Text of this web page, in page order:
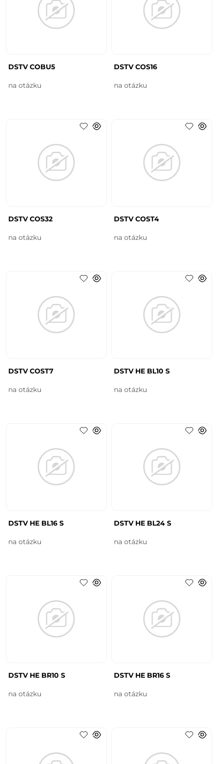
DSTV COBU5
na otázku
DSTV COS16
na otázku
DSTV COS32
na otázku
DSTV COST4
na otázku
DSTV COST7
na otázku
DSTV HE BL10 S
na otázku
DSTV HE BL16 S
na otázku
DSTV HE BL24 S
na otázku
DSTV HE BR10 S
na otázku
DSTV HE BR16 S
na otázku